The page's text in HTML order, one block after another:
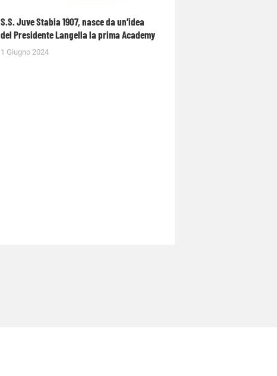
S.S. Juve Stabia 1907, nasce da un’idea
del Presidente Langella la prima Academy
1 Giugno 2024